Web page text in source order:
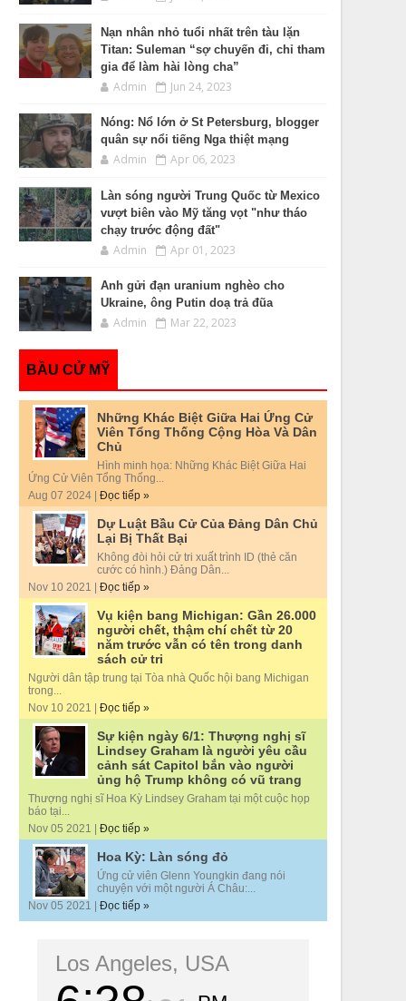
Nạn nhân nhỏ tuổi nhất trên tàu lặn
Titan: Suleman “sợ chuyến đi, chỉ tham
gia để làm hài lòng cha”
Admin Jun 24, 2023
Nóng: Nổ lớn ở St Petersburg, blogger
quân sự nổi tiếng Nga thiệt mạng
Admin Apr 06, 2023
Làn sóng người Trung Quốc từ Mexico
vượt biên vào Mỹ tăng vọt "như tháo
chạy trước động đất"
Admin Apr 01, 2023
Anh gửi đạn uranium nghèo cho
Ukraine, ông Putin doạ trả đũa
Admin Mar 22, 2023
BẦU CỬ MỸ
Những Khác Biệt Giữa Hai Ứng Cử
Viên Tổng Thống Cộng Hòa Và Dân
Chủ
Hình minh họa: Những Khác Biệt Giữa Hai
Ứng Cử Viên Tổng Thống...
Aug 07 2024 | Đọc tiếp »
Dự Luật Bầu Cử Của Đảng Dân Chủ
Lại Bị Thất Bại
Không đòi hỏi cử tri xuất trình ID (thẻ căn
cước có hình.) Đảng Dân...
Nov 10 2021 | Đọc tiếp »
Vụ kiện bang Michigan: Gần 26.000
người chết, thậm chí chết từ 20
năm trước vẫn có tên trong danh
sách cử tri
Người dân tập trung tại Tòa nhà Quốc hội bang Michigan
trong...
Nov 10 2021 | Đọc tiếp »
Sự kiện ngày 6/1: Thượng nghị sĩ
Lindsey Graham là người yêu cầu
cảnh sát Capitol bắn vào người
ủng hộ Trump không có vũ trang
Thượng nghị sĩ Hoa Kỳ Lindsey Graham tại một cuộc họp
báo tại...
Nov 05 2021 | Đọc tiếp »
Hoa Kỳ: Làn sóng đỏ
Ứng cử viên Glenn Youngkin đang nói
chuyện với một người Á Châu:...
Nov 05 2021 | Đọc tiếp »
Los Angeles, USA